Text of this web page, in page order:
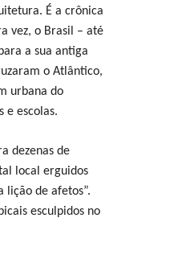
É a crônica
vez, o Brasil – até
a sua antiga
o Atlântico,
urbana do
e escolas.
dezenas de
local erguidos
lição de afetos”.
esculpidos no